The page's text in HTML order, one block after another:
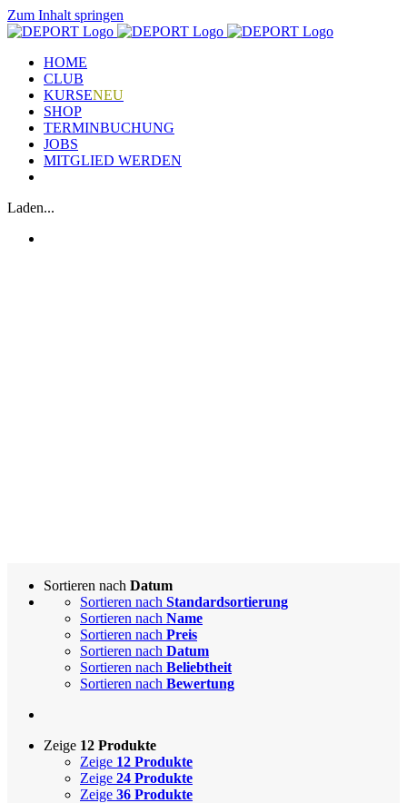
Zum Inhalt springen
HOME
CLUB
KURSENEU
SHOP
TERMINBUCHUNG
JOBS
MITGLIED WERDEN
Laden...
Sortieren nach Datum
Sortieren nach Standardsortierung
Sortieren nach Name
Sortieren nach Preis
Sortieren nach Datum
Sortieren nach Beliebtheit
Sortieren nach Bewertung
Zeige 12 Produkte
Zeige 12 Produkte
Zeige 24 Produkte
Zeige 36 Produkte